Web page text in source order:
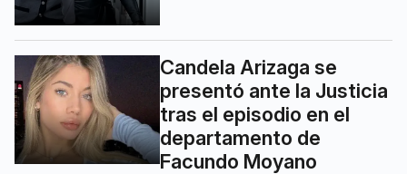
Candela Arizaga se
presentó ante la Justicia
tras el episodio en el
departamento de
Facundo Moyano